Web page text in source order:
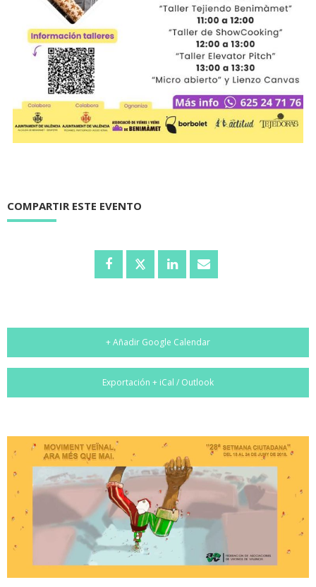
COMPARTIR ESTE EVENTO
+ Añadir Google Calendar
Exportación + iCal / Outlook